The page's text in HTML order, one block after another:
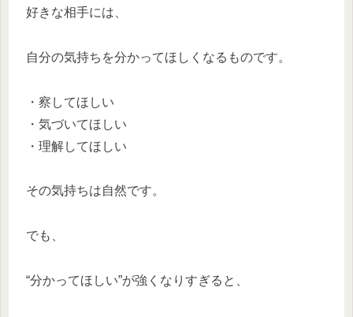
好きな相手には、
自分の気持ちを分かってほしくなるものです。
・察してほしい
・気づいてほしい
・理解してほしい
その気持ちは自然です。
でも、
“分かってほしい”が強くなりすぎると、